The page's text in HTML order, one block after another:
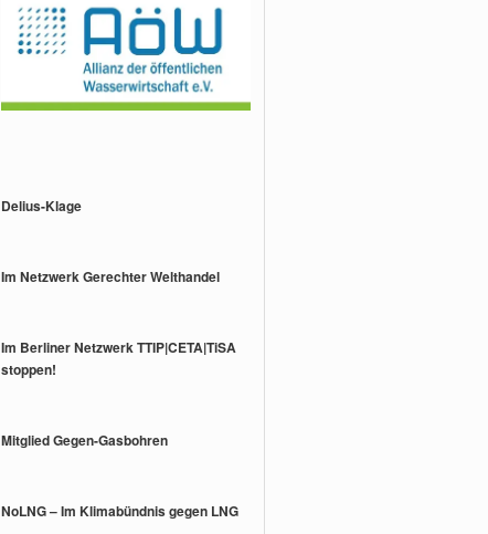
Delius-Klage
Im Netzwerk Gerechter Welthandel
Im Berliner Netzwerk TTIP|CETA|TiSA
stoppen!
Mitglied Gegen-Gasbohren
NoLNG – Im Klimabündnis gegen LNG